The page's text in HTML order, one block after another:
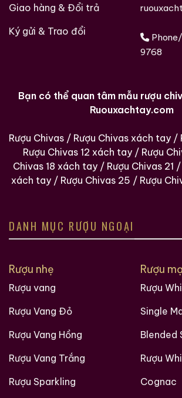
Giao hàng & Đổi trả
Ký gửi & Trao đổi
9768
Bạn có thể quan tâm mẫu rượu
Ruouxachtay.com
Rượu Chivas / Rượu Chivas xách tay /
Rượu Chivas 12 xách tay / Rượu
Chivas 18 xách tay / Rượu Chivas 21 /
xách tay / Rượu Chivas 25 / Rượu
DANH MỤC RƯỢU NGOẠI
Rượu nhẹ
Rượu vang
Rượu Vang Đỏ
Rượu Vang Hồng
Rượu Vang Trắng
Rượu Sparkling
Rượu
Rượu
Single
Blended
Rượu
Cognac